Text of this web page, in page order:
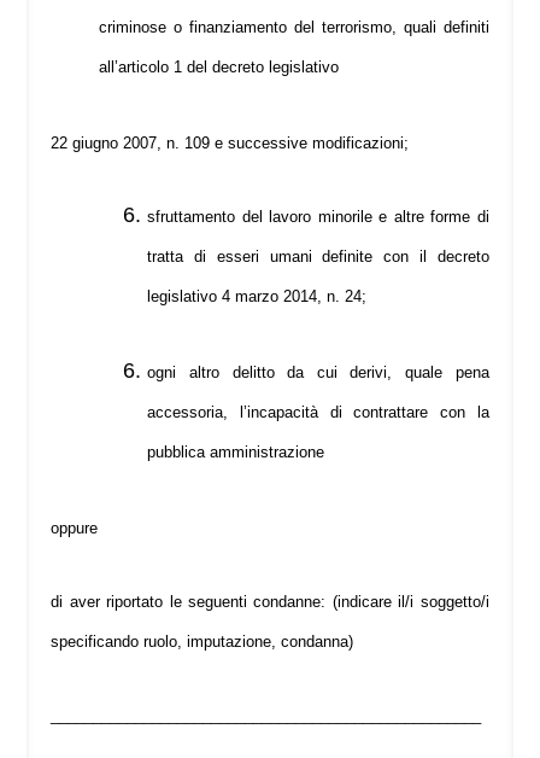
criminose o finanziamento del terrorismo, quali definiti
all’articolo 1 del decreto legislativo
22 giugno 2007, n. 109 e successive modificazioni;
sfruttamento del lavoro minorile e altre forme di
tratta di esseri umani definite con il decreto
legislativo 4 marzo 2014, n. 24;
ogni altro delitto da cui derivi, quale pena
accessoria, l’incapacità di contrattare con la
pubblica amministrazione
oppure
di aver riportato le seguenti condanne: (indicare il/i soggetto/i
specificando ruolo, imputazione, condanna)